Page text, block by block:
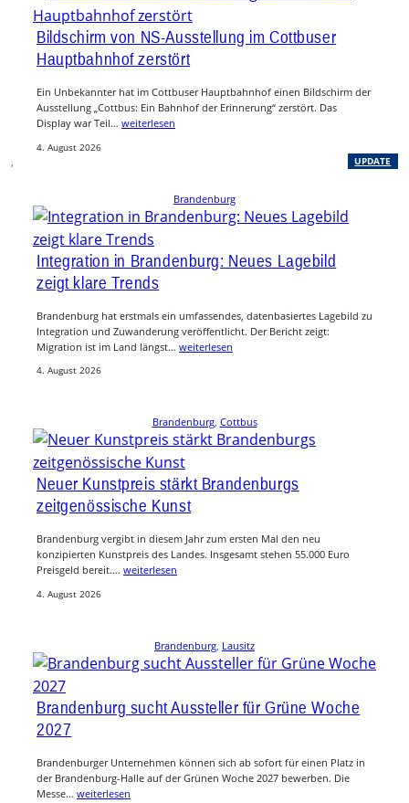
UPDATE
Bildschirm von NS-Ausstellung im Cottbuser
Hauptbahnhof zerstört
Ein Unbekannter hat im Cottbuser Hauptbahnhof einen Bildschirm der
Ausstellung „Cottbus: Ein Bahnhof der Erinnerung“ zerstört. Das
Display war Teil… weiterlesen
4. August 2026
Brandenburg
Integration in Brandenburg: Neues Lagebild
zeigt klare Trends
Brandenburg hat erstmals ein umfassendes, datenbasiertes Lagebild zu
Integration und Zuwanderung veröffentlicht. Der Bericht zeigt:
Migration ist im Land längst… weiterlesen
4. August 2026
Brandenburg, Cottbus
Neuer Kunstpreis stärkt Brandenburgs
zeitgenössische Kunst
Brandenburg vergibt in diesem Jahr zum ersten Mal den neu
konzipierten Kunstpreis des Landes. Insgesamt stehen 55.000 Euro
Preisgeld bereit.… weiterlesen
4. August 2026
Brandenburg, Lausitz
Brandenburg sucht Aussteller für Grüne Woche
2027
Brandenburger Unternehmen können sich ab sofort für einen Platz in
der Brandenburg-Halle auf der Grünen Woche 2027 bewerben. Die
Messe… weiterlesen